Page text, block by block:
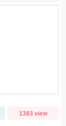
1383 view